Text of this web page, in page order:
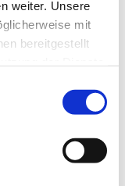
weiter. Unsere
mit
bereitgestellt